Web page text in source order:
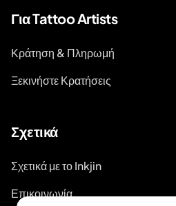
Για Tattoo Artists
Κράτηση & Πληρωμή
Ξεκινήστε Κρατήσεις
Σχετικά
Σχετικά με το Inkjin
Επικοινωνία